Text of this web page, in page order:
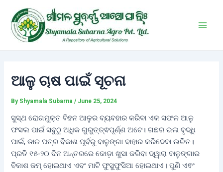
content
ଆଳୁ ଚାଷ ପାଇଁ ସୂଚନା
By Shyamala Subarna/ June 25, 2024
ସୁସ୍ଥ ରୋଗମୁକ୍ତ ବିହନ ଆଳୁର ବ୍ୟବହାର କରିବା ଏକ ସଫଳ ଆଳୁ
ଫସଲ ପାଇଁ ସବୁଠୁ ଅଧିକ ଗୁରୁତ୍ତ୍ଵପୂର୍ଣ୍ଣ ଅଟେ। ଗଛର ଭଲ ବୃଦ୍ଧି
ପାଇଁ, ଡାଳ ପତ୍ର ବିକାଶ ପୂର୍ବରୁ ବାଳୁଙ୍ଗା ବାହାର କରିଦେବା ଉଚିତ।
ପ୍ରତି ୧୫-୨୦ ଦିନ ଅନ୍ତରରେ କୋଡ଼ା ଖୁସା କରିବା ଦ୍ୱାରା ବାଳୁଙ୍ଗାର
ବିକାଶ କମ୍ ହୋଇଥାଏ ଏବଂ ମାଟି ଫୁସୁଫୁସିଆ ହୋଇଥାଏ। ପୁଣି ଏଵଂ
navigation